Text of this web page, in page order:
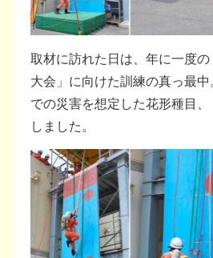
取材に訪れた日は、年に一度
大会」に向けた訓練の真っ最
での災害を想定した花形種目
しました。